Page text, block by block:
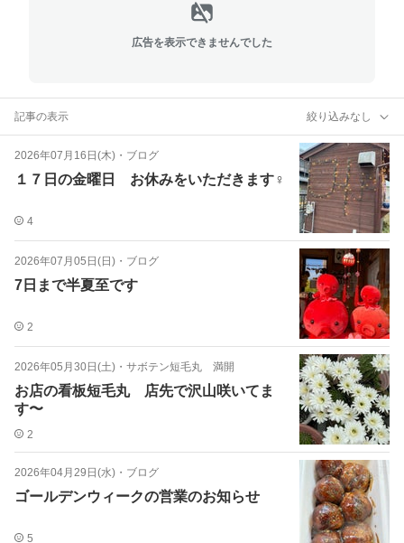
広告を表示できませんでした
記事の表示 絞り込みなし
2026年07月16日(木) ・ ブログ
１７日の金曜日 お休みをいただきます♀️
4
2026年07月05日(日) ・ ブログ
7日まで半夏至です
2
2026年05月30日(土) ・ サボテン短毛丸 満開
お店の看板短毛丸 店先で沢山咲いてま
す〜
2
2026年04月29日(水) ・ ブログ
ゴールデンウィークの営業のお知らせ
5